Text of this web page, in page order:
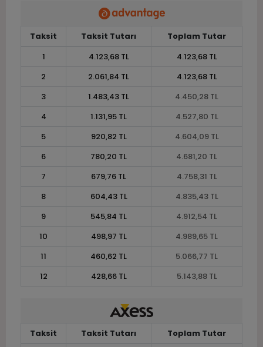
Taksit Taksit Tutarı
Toplam Tutar
1
4.123,68 TL
4.123,68 TL
2
2.061,84 TL
4.123,68 TL
3
1.483,43 TL
4.450,28 TL
4
1.131,95 TL
4.527,80 TL
5
920,82 TL
4.604,09 TL
6
780,20 TL
4.681,20 TL
7
679,76 TL
4.758,31 TL
8
604,43 TL
4.835,43 TL
9
545,84 TL
4.912,54 TL
10
498,97 TL
4.989,65 TL
11
460,62 TL
5.066,77 TL
12
428,66 TL 5.143,88 TL
Taksit Taksit Tutarı
Toplam Tutar